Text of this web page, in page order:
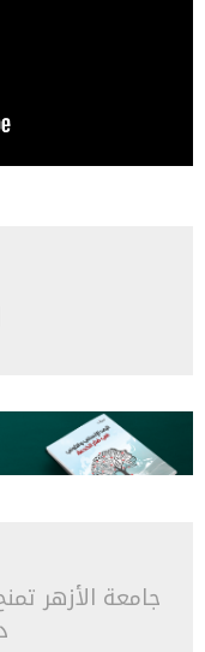
جامعة الأزهر